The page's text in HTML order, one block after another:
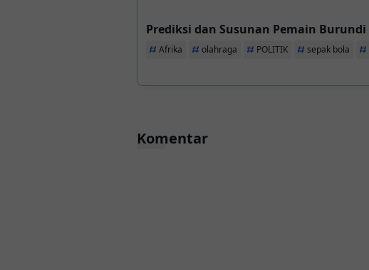
Prediksi dan Susunan Pemain
Afrika olahraga POLITIK sepak bola
Komentar